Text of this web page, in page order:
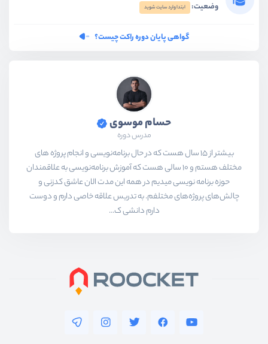
وضعیت: ابتدا وارد سایت شوید
گواهی پایان دوره راکت چیست؟
حسام موسوی
مدرس دوره
بیشتر از ۱۵ سال هست که در حال برنامه‌نویسی و انجام پروژه های
مختلف هستم و ۱۰ سالی هست که آموزش برنامه‌نویسی به علاقمندان
حوزه برنامه نویسی میدیم در همه این مدت الان عاشق کدزنی و
چالش‌های پروژه‌های مختلفم. به تدریس علاقه خاصی دارم و دوست
دارم دانشی ک...